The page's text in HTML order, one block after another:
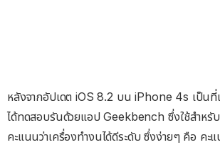
หลังจากอัปเดต iOS 8.2 บน iPhone 4s เป็นที่
ได้ทดสอบรันด้วยแอป Geekbench ซึ่งใช้สำหรับก
คะแนนว่าเครื่องทำงนได้ดีระดับ ซึ่งง่ายๆ คือ คะ